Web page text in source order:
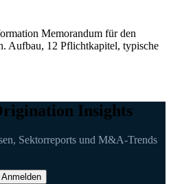
Memorandum für den
Aufbau, 12 Pflichtkapitel, typische
Insights
Sektorreports und M&A-Trends
Anmelden